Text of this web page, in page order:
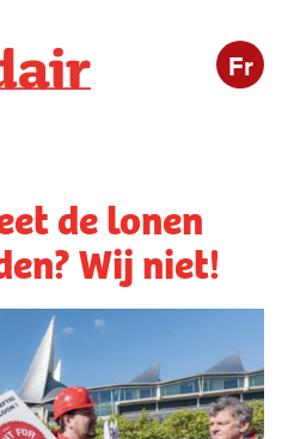
Fr
de lonen
Wij niet!